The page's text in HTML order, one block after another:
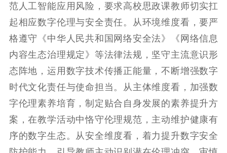
范人工智能应用风险，要求高校思政课教师切实扛
起相应数字伦理与安全责任。从环境维度看，要严
格遵守《中华人民共和国网络安全法》《网络信息
内容生态治理规定》等法律法规，坚守主流意识形
态阵地，运用数字技术传播正能量，不断增强数字
时代文化责任与使命担当。从主体维度看，加强数
字伦理素养培育，制定贴合自身发展的素养提升方
案，在教学活动中恪守伦理规范，主动维护健康有
序的数字生态。从安全维度看，着力提升数字安全